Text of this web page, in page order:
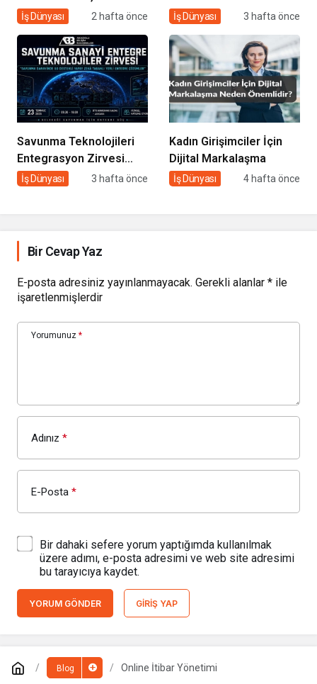
Ticaretin Yeni Merkezi
İş Dünyası 2 hafta önce
Dönem Başlıyor: Bayim
İçin Geri Sayım!
İş Dünyası 3 hafta önce
Savunma Teknolojileri
Entegrasyon Zirvesi
Ankara’da
İş Dünyası 3 hafta önce
Kadın Girişimciler İçin
Dijital Markalaşma
İş Dünyası 4 hafta önce
Bir Cevap Yaz
E-posta adresiniz yayınlanmayacak. Gerekli alanlar * ile
işaretlenmişlerdir
Yorumunuz *
Adınız *
E-Posta *
Bir dahaki sefere yorum yaptığımda kullanılmak
üzere adımı, e-posta adresimi ve web site adresimi
bu tarayıcıya kaydet.
YORUM GÖNDER GIRIŞ YAP
Blog Online İtibar Yönetimi